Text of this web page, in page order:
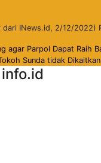
dari INews.id, 2/12/2022)
agar Parpol Dapat Raih
Sunda tidak